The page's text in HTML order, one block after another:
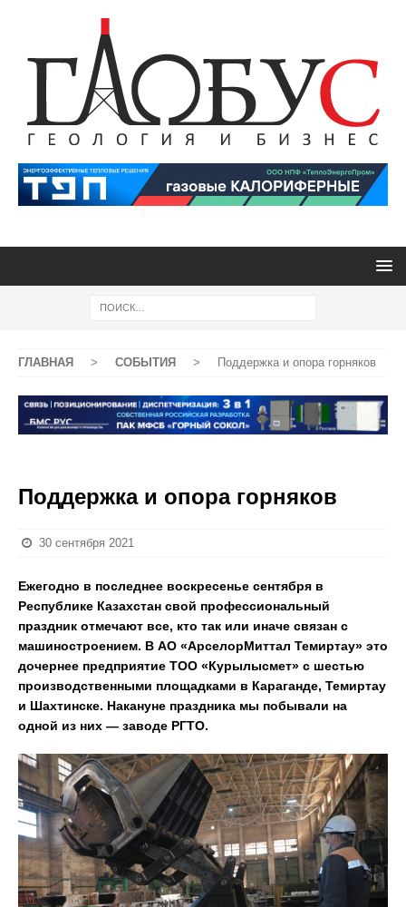
ГЛАВНАЯ > СОБЫТИЯ > Поддержка и опора горняков
Поддержка и опора горняков
30 сентября 2021
Ежегодно в последнее воскресенье сентября в
Республике Казахстан свой профессиональный
праздник отмечают все, кто так или иначе связан с
машиностроением. В АО «АрселорМиттал Темиртау» это
дочернее предприятие ТОО «Курылысмет» с шестью
производственными площадками в Караганде, Темиртау
и Шахтинске. Накануне праздника мы побывали на
одной из них — заводе РГТО.